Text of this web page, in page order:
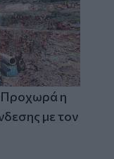
Προχωρά η
με τον